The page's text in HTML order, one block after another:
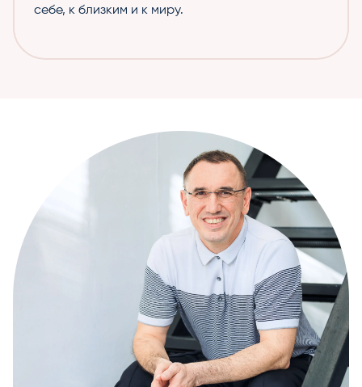
себе, к близким и к миру.